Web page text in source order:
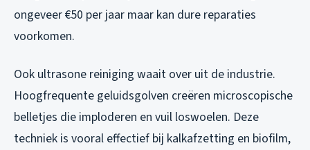
ongeveer €50 per jaar maar kan dure reparaties
voorkomen.
Ook ultrasone reiniging waait over uit de industrie.
Hoogfrequente geluidsgolven creëren microscopische
belletjes die imploderen en vuil loswoelen. Deze
techniek is vooral effectief bij kalkafzetting en biofilm,